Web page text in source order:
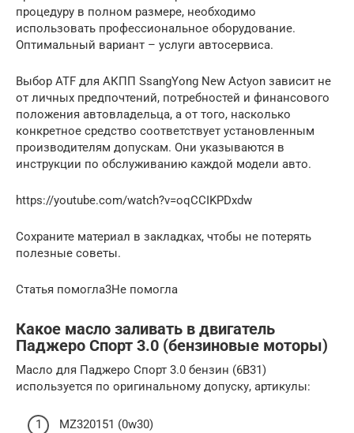
процедуру в полном размере, необходимо
использовать профессиональное оборудование.
Оптимальный вариант – услуги автосервиса.
Выбор ATF для АКПП SsangYong New Actyon зависит не
от личных предпочтений, потребностей и финансового
положения автовладельца, а от того, насколько
конкретное средство соответствует установленным
производителям допускам. Они указываются в
инструкции по обслуживанию каждой модели авто.
https://youtube.com/watch?v=oqCCIKPDxdw
Сохраните материал в закладках, чтобы не потерять
полезные советы.
Статья помогла3Не помогла
Какое масло заливать в двигатель
Паджеро Спорт 3.0 (бензиновые моторы)
Масло для Паджеро Спорт 3.0 бензин (6B31)
используется по оригинальному допуску, артикулы:
MZ320151 (0w30)